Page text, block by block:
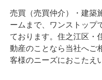
売買（売買仲介）・建築
ームまで、ワンストップ
ております。住之江区・
動産のことなら当社へご
客様のニーズにおこたえ